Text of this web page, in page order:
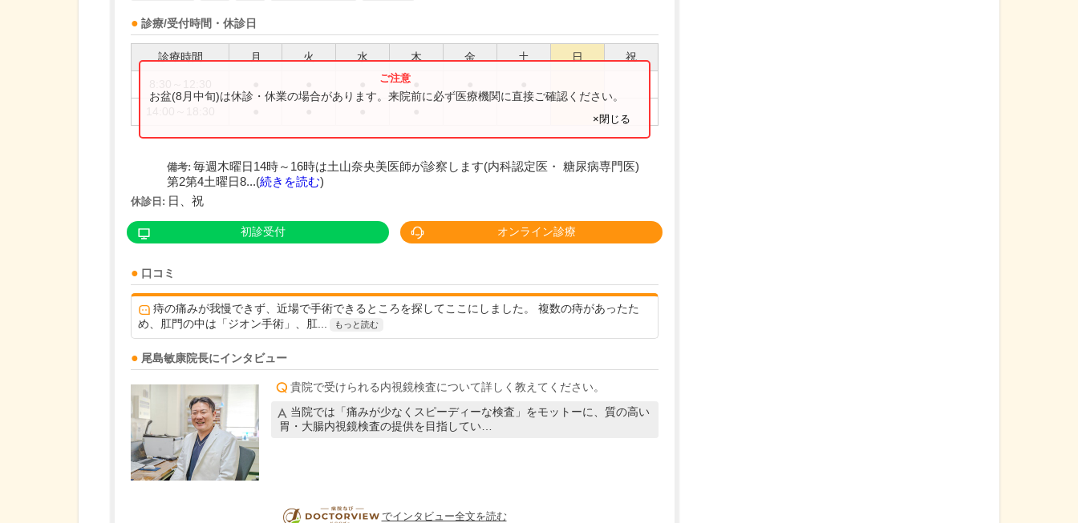
診療/受付時間・休診日
診療時間 月 火 水 木 金 土 日 祝
お盆(8月中旬)は休診・休業の場合があります。来院前に必ず医療機関に直接ご確認ください。
×閉じる
備考: 毎週木曜日14時～16時は土山奈央美医師が診察します(内科認定医・ 糖尿病専門医)
第2第4土曜日8...(続きを読む)
休診日: 日、祝
初診受付 オンライン診療
口コミ
痔の痛みが我慢できず、近場で手術できるところを探してここにしました。 複数の痔があったた
め、肛門の中は「ジオン手術」、肛...
もっと読む
尾島敏康院長にインタビュー
貴院で受けられる内視鏡検査について詳しく教えてください。
当院では「痛みが少なくスピーディーな検査」をモットーに、質の高い
胃・大腸内視鏡検査の提供を目指してい…
DOCTORVIEW
でインタビュー全文を読む